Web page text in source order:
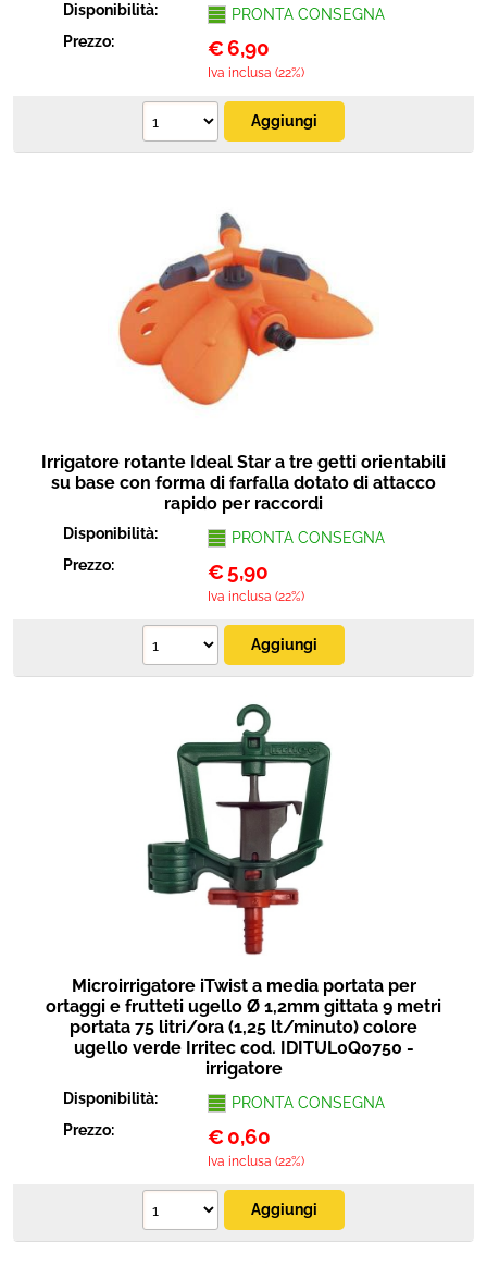
Disponibilità:
PRONTA CONSEGNA
Prezzo:
€6,90
Iva inclusa (22%)
Irrigatore rotante Ideal Star a tre getti orientabili
su base con forma di farfalla dotato di attacco
rapido per raccordi
Disponibilità:
PRONTA CONSEGNA
Prezzo:
€ 5,90
Iva inclusa (22%)
Microirrigatore iTwist a media portata per
ortaggi e frutteti ugello Ø 1,2mm gittata 9 metri
portata 75 litri/ora (1,25 lt/minuto) colore
ugello verde Irritec cod. IDITUL0Q0750 -
irrigatore
Disponibilità:
PRONTA CONSEGNA
Prezzo:
€ 0,60
Iva inclusa (22%)